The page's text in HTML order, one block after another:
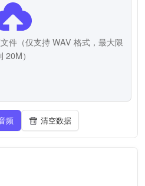
件（仅支持 WAV 格式，最大限
20M）
频 清空数据